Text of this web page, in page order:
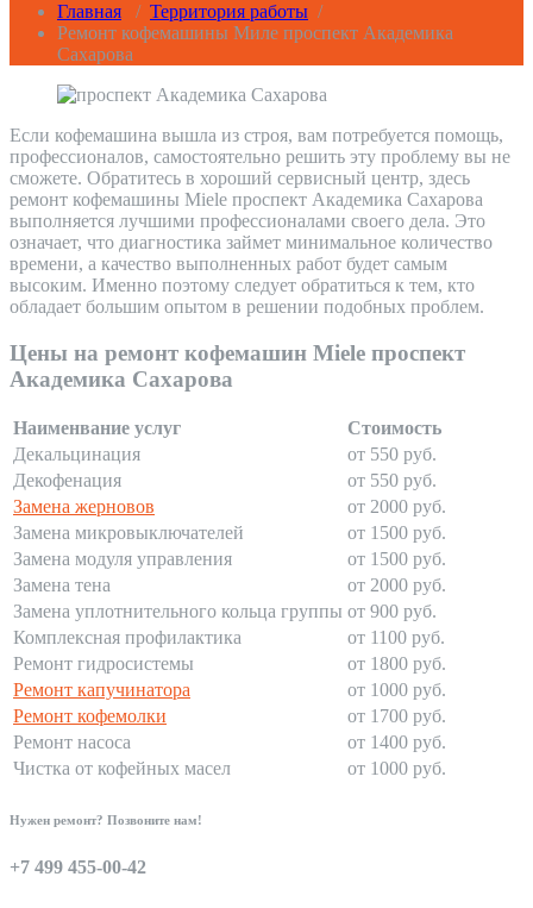
Главная / Территория работы /
Ремонт кофемашины Миле проспект Академика
Сахарова
Если кофемашина вышла из строя, вам потребуется помощь,
профессионалов, самостоятельно решить эту проблему вы не
сможете. Обратитесь в хороший сервисный центр, здесь
ремонт кофемашины Miele проспект Академика Сахарова
выполняется лучшими профессионалами своего дела. Это
означает, что диагностика займет минимальное количество
времени, а качество выполненных работ будет самым
высоким. Именно поэтому следует обратиться к тем, кто
обладает большим опытом в решении подобных проблем.
Цены на ремонт кофемашин Miele проспект
Академика Сахарова
Наименвание услуг
Стоимость
Декальцинация
от 550 руб.
Декофенация
от 550 руб.
Замена жерновов
от 2000 руб.
Замена микровыключателей
от 1500 руб.
Замена модуля управления
от 1500 руб.
Замена тена
от 2000 руб.
Замена уплотнительного кольца группы от 900 руб.
Комплексная профилактика
от 1100 руб.
Ремонт гидросистемы
от 1800 руб.
Ремонт капучинатора
от 1000 руб.
Ремонт кофемолки
от 1700 руб.
Ремонт насоса
от 1400 руб.
Чистка от кофейных масел
от 1000 руб.
Нужен ремонт? Позвоните нам!
+7 499 455-00-42